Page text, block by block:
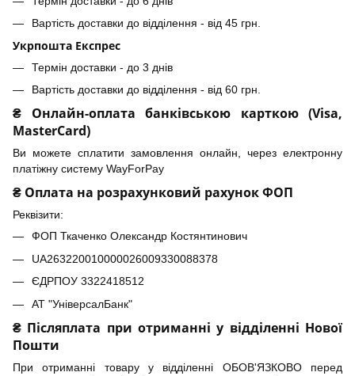
Вартість доставки до відділення - від 45 грн.
Укрпошта Експрес
Термін доставки - до 3 днів
Вартість доставки до відділення - від 60 грн.
₴ Онлайн-оплата банківською карткою (Visa,
MasterCard)
Ви можете сплатити замовлення онлайн, через електронну
платіжну систему WayForPay
₴ Оплата на розрахунковий рахунок ФОП
Реквізити:
ФОП Ткаченко Олександр Костянтинович
UA263220010000026009330088378
ЄДРПОУ 3322418512
АТ "УніверсалБанк"
₴ Післяплата при отриманні у відділенні Нової
Пошти
При отриманні товару у відділенні ОБОВ'ЯЗКОВО перед